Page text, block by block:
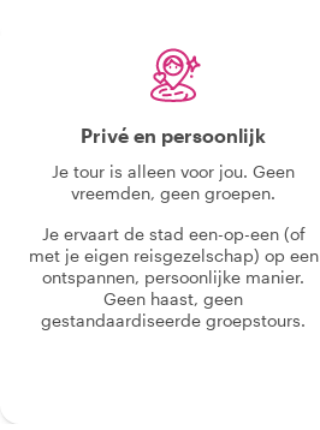
Privé en persoonlijk
Je tour is alleen voor jou. Geen
vreemden, geen groepen.
Je ervaart de stad een-op-een (of
met je eigen reisgezelschap) op een
ontspannen, persoonlijke manier.
Geen haast, geen
gestandaardiseerde groepstours.